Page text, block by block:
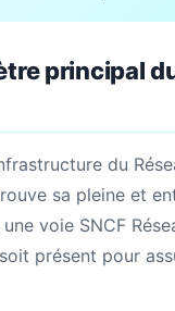
principal
du
sa pleine et
voie SNCF
présent pour